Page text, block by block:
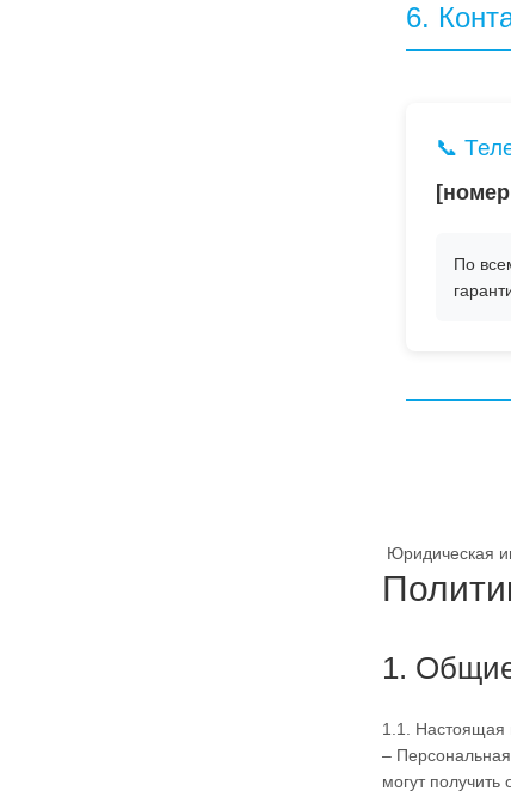
6.
📞
По
Юридическая
1.
1.1. Настоящая
–
могут